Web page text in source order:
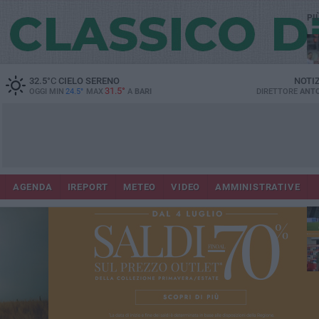
32.5°CCIELO SERENO
OGGI MIN 24.5° MAX 31.5° A BARI DIRETTORE
AGENDA IREPORT METEO VIDEO AMMINISTRATIVE